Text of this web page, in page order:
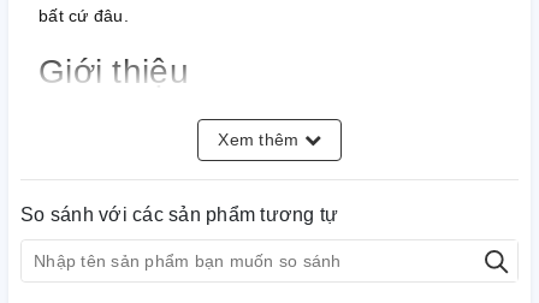
bất cứ đâu.
Giới thiệu
Insurrection
II Dark
Được mệnh danh là sách
đen (có người gọi sách
Xem thêm
So sánh với các sản phẩm tương tự